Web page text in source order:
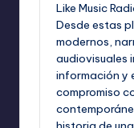
Like Music
Desde estas
modernos,
audiovisuales
información y
compromiso